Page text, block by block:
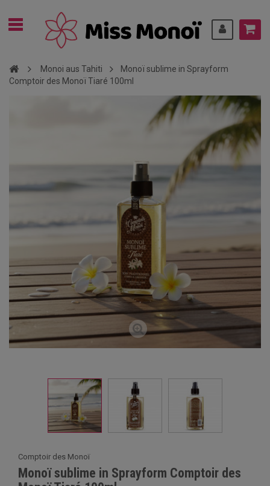
Monoi aus Tahiti
Monoï sublime in Sprayform
Comptoir des Monoï Tiaré 100ml
Comptoir des Monoï
Monoï sublime in Sprayform Comptoir des